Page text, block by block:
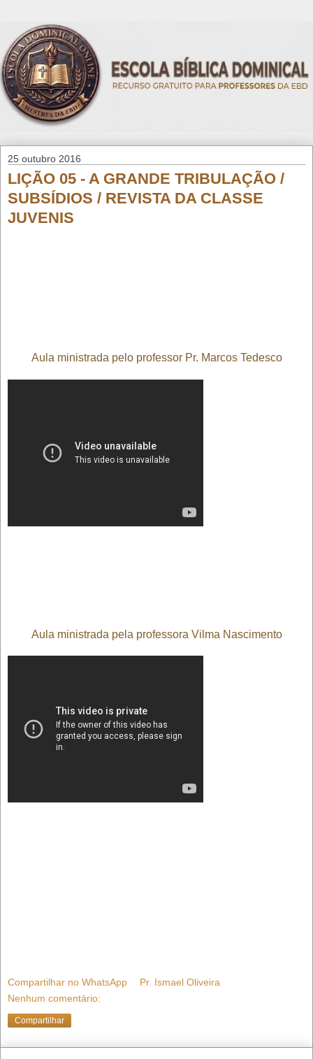
25 outubro 2016
LIÇÃO 05 - A GRANDE TRIBULAÇÃO /
SUBSÍDIOS / REVISTA DA CLASSE
JUVENIS
Aula ministrada pelo professor Pr. Marcos Tedesco
Aula ministrada pela professora Vilma Nascimento
Compartilhar no WhatsApp
Pr. Ismael Oliveira
Nenhum comentário:
Compartilhar